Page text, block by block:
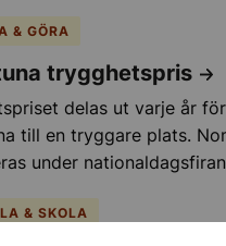
& GÖRA
trygghetspris
delas ut varje år
till en tryggare plats.
under
& SKOLA